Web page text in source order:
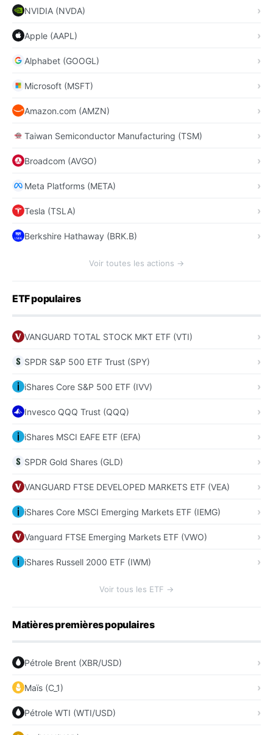
NVIDIA (NVDA)
Apple (AAPL)
Alphabet (GOOGL)
Microsoft (MSFT)
Amazon.com (AMZN)
Taiwan Semiconductor Manufacturing (TSM)
Broadcom (AVGO)
Meta Platforms (META)
Tesla (TSLA)
Berkshire Hathaway (BRK.B)
Voir toutes les actions →
ETF populaires
VANGUARD TOTAL STOCK MKT ETF (VTI)
SPDR S&P 500 ETF Trust (SPY)
iShares Core S&P 500 ETF (IVV)
Invesco QQQ Trust (QQQ)
iShares MSCI EAFE ETF (EFA)
SPDR Gold Shares (GLD)
VANGUARD FTSE DEVELOPED MARKETS ETF (VEA)
iShares Core MSCI Emerging Markets ETF (IEMG)
Vanguard FTSE Emerging Markets ETF (VWO)
iShares Russell 2000 ETF (IWM)
Voir tous les ETF →
Matières premières populaires
Pétrole Brent (XBR/USD)
Maïs (C_1)
Pétrole WTI (WTI/USD)